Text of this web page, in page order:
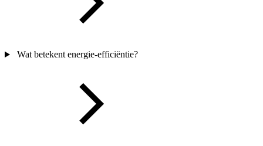
Wat betekent energie-efficiëntie?